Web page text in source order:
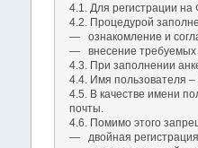
4.1. Для регистрации на
4.2. Процедурой
― ознакомление и
― внесение требуемых
4.3. При заполнении
4.4. Имя пользователя –
4.5. В качестве имени
почты.
4.6. Помимо этого
― двойная